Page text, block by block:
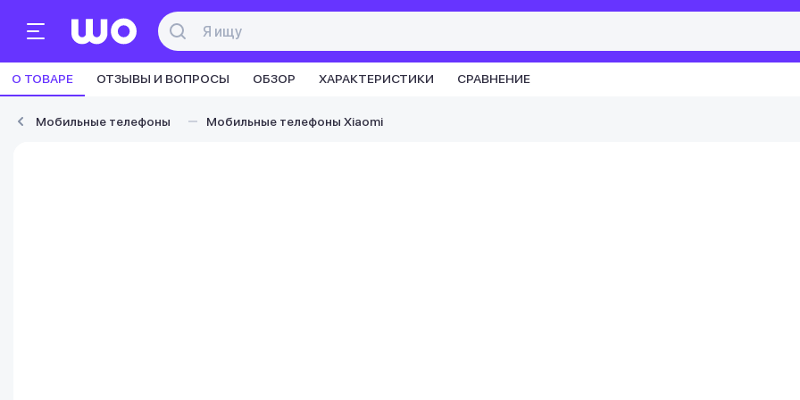
О ТОВАРЕ ОТЗЫВЫ И ВОПРОСЫ ОБЗОР ХАРАКТЕРИСТИКИ СРАВНЕНИЕ
Мобильные телефоны Мобильные телефоны Xiaomi